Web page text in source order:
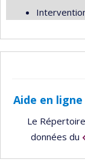
Aide en
Le
données du